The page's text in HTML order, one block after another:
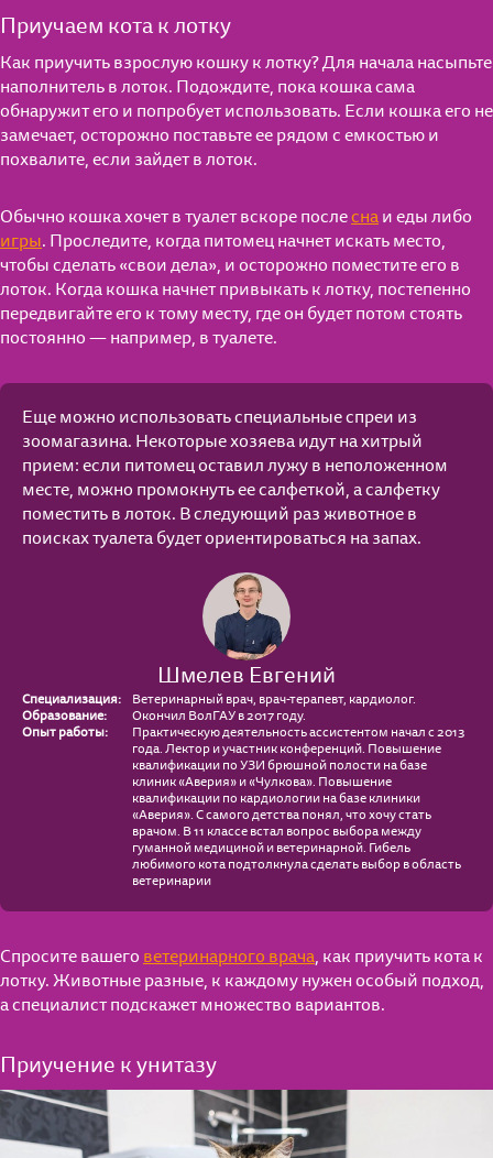
Для котят от 1 до 12 мес.
Для кошек старше 7 лет
Влажные рационы
Сухие рационы
Особое удовольствие
Для стерилизованных кошек
Полезные материалы
Часто задаваемые вопросы
Полезные материалы
Поведение
Воспитание
Питание
Уход
Кошкин дом
Играем вместе
Поведение
Уход
Кошкин дом
Играем вместе
Питание
Приучаем кота к лотку
Как приучить взрослую кошку к лотку? Для начала насыпьте
наполнитель в лоток. Подождите, пока кошка сама
обнаружит его и попробует использовать. Если кошка его не
замечает, осторожно поставьте ее рядом с емкостью и
похвалите, если зайдет в лоток.
Обычно кошка хочет в туалет вскоре послеснаи еды либо
игры. Проследите, когда питомец начнет искать место,
чтобы сделать «свои дела», и осторожно поместите его в
лоток. Когда кошка начнет привыкать к лотку, постепенно
передвигайте его к тому месту, где он будет потом стоять
постоянно — например, в туалете.
Еще можно использовать специальные спреи из
зоомагазина. Некоторые хозяева идут на хитрый
прием: если питомец оставил лужу в неположенном
месте, можно промокнуть ее салфеткой, а салфетку
поместить в лоток. В следующий раз животное в
поисках туалета будет ориентироваться на запах.
Шмелев Евгений
Специализация:
Ветеринарный врач, врач-терапевт, кардиолог.
Образование:
Окончил ВолГАУ в 2017 году.
Опыт работы:
Практическую деятельность ассистентом начал с 2013
года. Лектор и участник конференций. Повышение
квалификации по УЗИ брюшной полости на базе
клиник «Аверия» и «Чулкова». Повышение
квалификации по кардиологии на базе клиники
«Аверия». С самого детства понял, что хочу стать
врачом. В 11 классе встал вопрос выбора между
гуманной медициной и ветеринарной. Гибель
любимого кота подтолкнула сделать выбор в область
ветеринарии
Спросите вашего ветеринарного врача, как приучить кота к
лотку. Животные разные, к каждому нужен особый подход,
а специалист подскажет множество вариантов.
Приучение к унитазу